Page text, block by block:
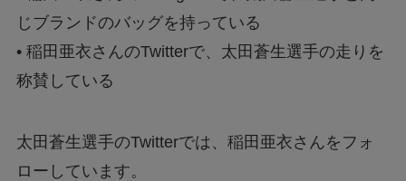
じブランドのバッグを持っている
• 稲田亜衣さんのTwitterで、太田蒼生選手の走りを
称賛している
太田蒼生選手のTwitterでは、稲田亜衣さんをフォ
ローしています。